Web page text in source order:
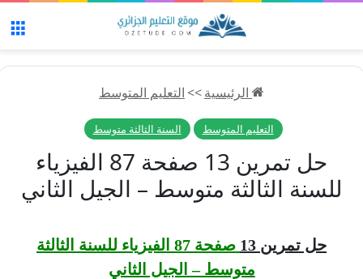
الرئيسية>>التعليم المتوسط
التعليم المتوسط السنة الثالثة متوسط
حل تمرين 13 صفحة 87 الفيزياء
للسنة الثالثة متوسط – الجيل الثاني
حل تمرين 13
صفحة 87 الفيزياء للسنة الثالثة
متوسط – الجيل الثاني